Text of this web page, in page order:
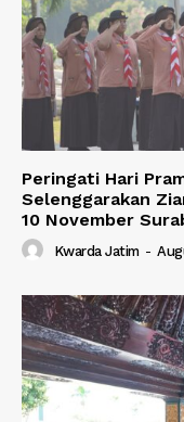
Peringati Hari
Selenggarakan
10 November
Kwarda Jatim -